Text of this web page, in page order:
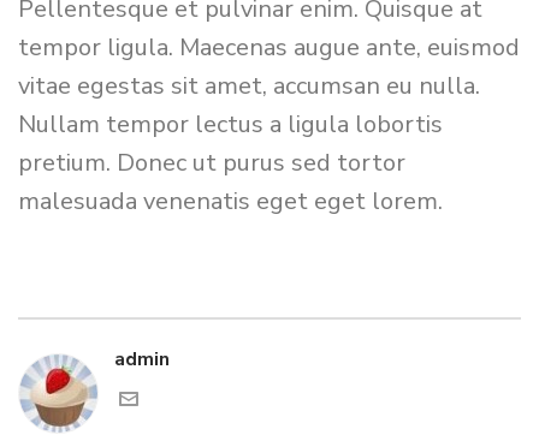
Pellentesque et pulvinar enim. Quisque at
tempor ligula. Maecenas augue ante, euismod
vitae egestas sit amet, accumsan eu nulla.
Nullam tempor lectus a ligula lobortis
pretium. Donec ut purus sed tortor
malesuada venenatis eget eget lorem.
admin